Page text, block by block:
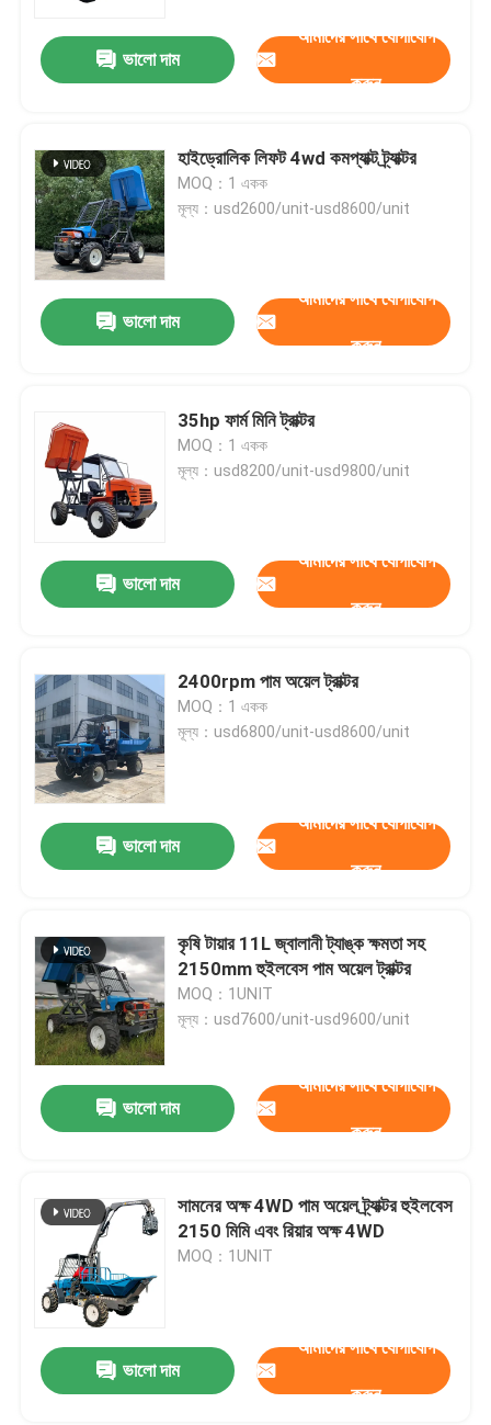
ভালো দাম
আমাদের সাথে যোগাযোগ
করুন
হাইড্রোলিক লিফট 4wd কমপ্যাক্ট ট্র্যাক্টর
MOQ：1 একক
মূল্য：usd2600/unit-usd8600/unit
ভালো দাম
আমাদের সাথে যোগাযোগ
করুন
35hp ফার্ম মিনি ট্রাক্টর
MOQ：1 একক
মূল্য：usd8200/unit-usd9800/unit
ভালো দাম
আমাদের সাথে যোগাযোগ
করুন
2400rpm পাম অয়েল ট্রাক্টর
MOQ：1 একক
মূল্য：usd6800/unit-usd8600/unit
ভালো দাম
আমাদের সাথে যোগাযোগ
করুন
কৃষি টায়ার 11L জ্বালানী ট্যাঙ্ক ক্ষমতা সহ
2150mm হুইলবেস পাম অয়েল ট্রাক্টর
MOQ：1UNIT
মূল্য：usd7600/unit-usd9600/unit
ভালো দাম
আমাদের সাথে যোগাযোগ
করুন
সামনের অক্ষ 4WD পাম অয়েল ট্র্যাক্টর হুইলবেস
2150 মিমি এবং রিয়ার অক্ষ 4WD
MOQ：1UNIT
ভালো দাম
আমাদের সাথে যোগাযোগ
করুন